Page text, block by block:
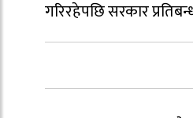
गरिरहेपछि सरकार